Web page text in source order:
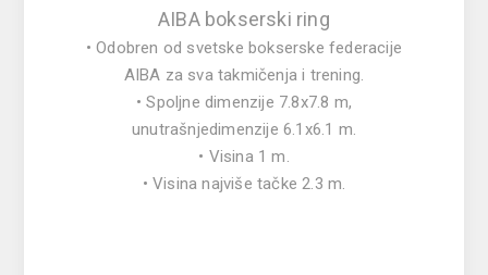
AIBA bokserski ring
• Odobren od svetske bokserske federacije
AIBA za sva takmičenja i trening.
• Spoljne dimenzije 7.8x7.8 m,
unutrašnjedimenzije 6.1x6.1 m.
• Visina 1 m.
• Visina najviše tačke 2.3 m.